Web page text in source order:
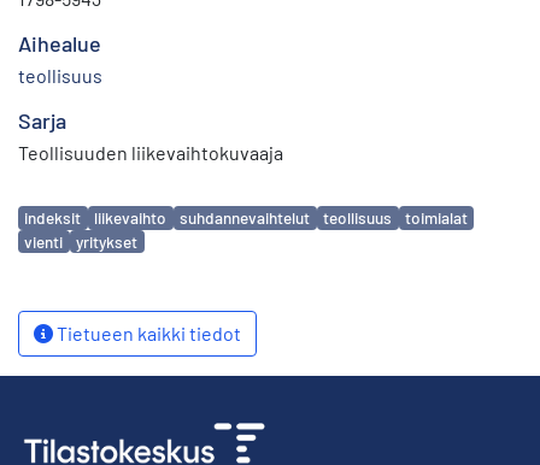
Aihealue
teollisuus
Sarja
Teollisuuden liikevaihtokuvaaja
Avainsanat
indeksit liikevaihto suhdannevaihtelut teollisuus
toimialat
vienti
yritykset
Tietueen kaikki tiedot